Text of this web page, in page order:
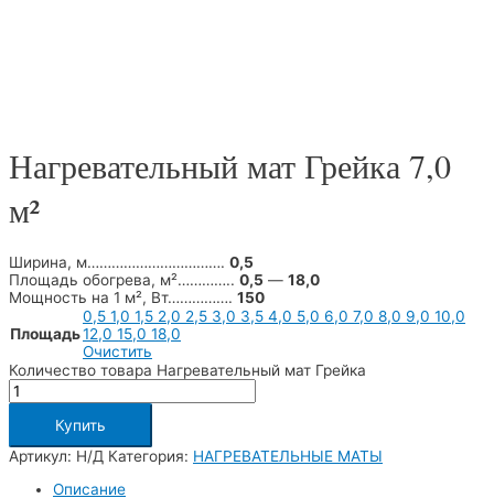
Нагревательный мат Грейка 7,0
м²
Ширина, м……………………………. 0,5
Площадь обогрева, м²………….. 0,5 — 18,0
Мощность на 1 м², Вт……………. 150
Площадь
0,5 1,0 1,5 2,0 2,5 3,0 3,5 4,0 5,0 6,0 7,0 8,0 9,0 10,0
12,0 15,0 18,0
Очистить
Количество товара Нагревательный мат Грейка
Купить
Артикул: Н/Д Категория: НАГРЕВАТЕЛЬНЫЕ МАТЫ
Описание